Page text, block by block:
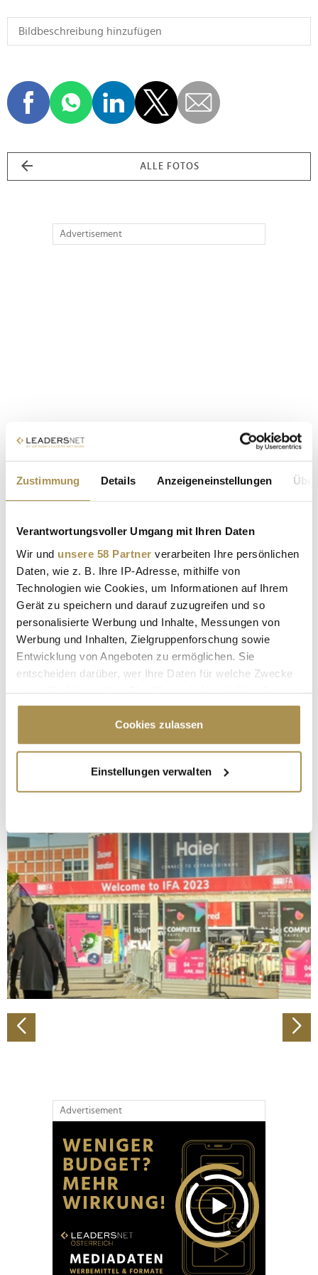
Zustimmung Details Anzeigeneinstellungen
Verantwortungsvoller Umgang mit Ihren Daten
Wir und unsere 58 Partner verarbeiten Ihre persönlichen
Daten, wie z. B. Ihre IP-Adresse, mithilfe von
Technologien wie Cookies, um Informationen auf Ihrem
Gerät zu speichern und darauf zuzugreifen und so
personalisierte Werbung und Inhalte, Messungen von
Werbung und Inhalten, Zielgruppenforschung sowie
Entwicklung von Angeboten zu ermöglichen. Sie
entscheiden darüber, wer Ihre Daten für welche Zwecke
Cookie-Erklärung oder durch Klicken auf das Privacy
Trigger Symbol ändern oder widerrufen
Informationen über Ihre geografische Lage
erfassen, welche bis auf einige Meter genau sein
bestimmten Merkmalen (Fingerprinting) identifizieren
Erfahren Sie mehr darüber, wie Ihre persönlichen Daten
verarbeitet werden, und legen Sie Ihre Präferenzen im
Abschnitt Einzelheitenfest.
Wir verwenden Cookies, um Inhalte und Anzeigen zu
personalisieren, Funktionen für soziale Medien anbieten
zu können und die Zugriffe auf unsere Website zu
analysieren. Außerdem geben wir Informationen zu Ihrer
Verwendung unserer Website an unsere Partner für
soziale Medien, Werbung und Analysen weiter. Unsere
Partner führen diese Informationen möglicherweise mit
Cookies zulassen
Einstellungen verwalten
ALLE FOTOS
Advertisement
Advertisement